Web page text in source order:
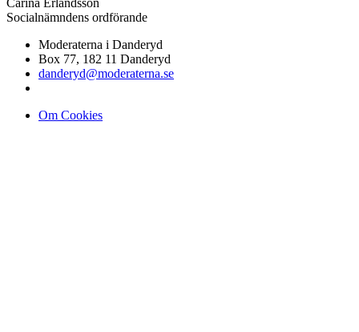
Socialnämndens ordförande
Moderaterna i Danderyd
Box 77, 182 11 Danderyd
danderyd@moderaterna.se
Om Cookies